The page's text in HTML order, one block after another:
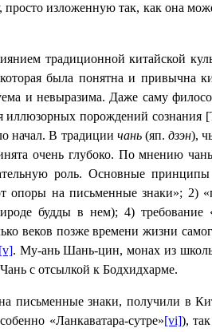
изложенную так, как она
традиционной китайской
была понятна и привычна
и невыразима. Даже саму
иллюзорных порождений сознания
начал. В традиции чань(яп.дзэн),
очень глубоко. По мнению
роль. Основные принципы
опоры на письменные знаки»; 2)
будды в нем); 4) требование
веков позже времени жизни
. Му-ань Шань-цин, монах из
с отсылкой к Бодхидхарме.
письменные знаки, получили в
«Ланкаватара-сутре»[vi]),